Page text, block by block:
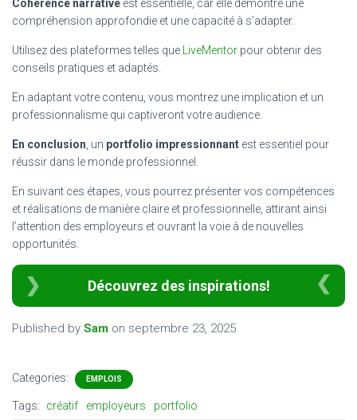
Cohérence narrative est essentielle, car elle démontre une
compréhension approfondie et une capacité à s’adapter.
Utilisez des plateformes telles que LiveMentor pour obtenir des
conseils pratiques et adaptés.
En adaptant votre contenu, vous montrez une implication et un
professionnalisme qui captiveront votre audience.
En conclusion , un portfolio impressionnant est essentiel pour
réussir dans le monde professionnel.
En suivant ces étapes, vous pourrez présenter vos compétences
et réalisations de manière claire et professionnelle, attirant ainsi
l’attention des employeurs et ouvrant la voie à de nouvelles
opportunités.
Découvrez des inspirations!
Published by Sam on septembre 23, 2025
Categories: EMPLOIS
Tags: créatif employeurs portfolio